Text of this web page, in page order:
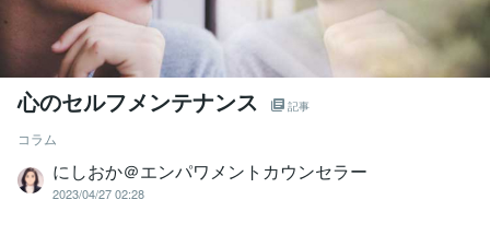
心のセルフメンテナンス 記事
コラム
にしおか＠エンパワメントカウンセラー
2023/04/27 02:28